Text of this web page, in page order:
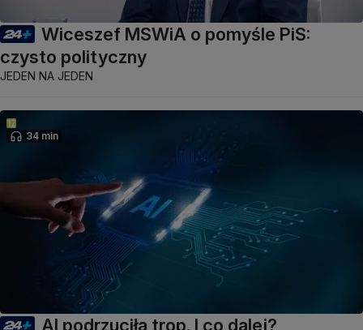
Wiceszef MSWiA o pomyśle PiS:
czysto polityczny
JEDEN NA JEDEN
34 min
AI podrzuciła trop. I co dalej?